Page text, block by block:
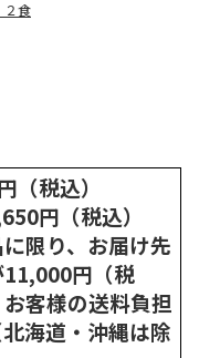
食
（税込）
円（税込）
限り、お届け先
円（税
客様の送料負担
海道・沖縄は除